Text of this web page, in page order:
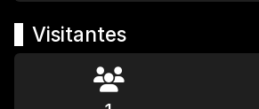
Visitantes